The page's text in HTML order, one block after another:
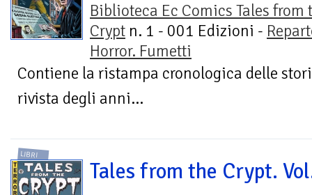
Biblioteca Ec Comics Tales from
Crypt n. 1 - 001 Edizioni -
Horror. Fumetti
Contiene la ristampa cronologica delle
rivista degli anni...
LIBRI
Tales from the Crypt.